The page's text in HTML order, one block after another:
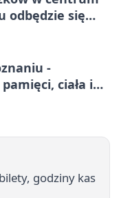
odbędzie się
-
ciała i
godziny kas